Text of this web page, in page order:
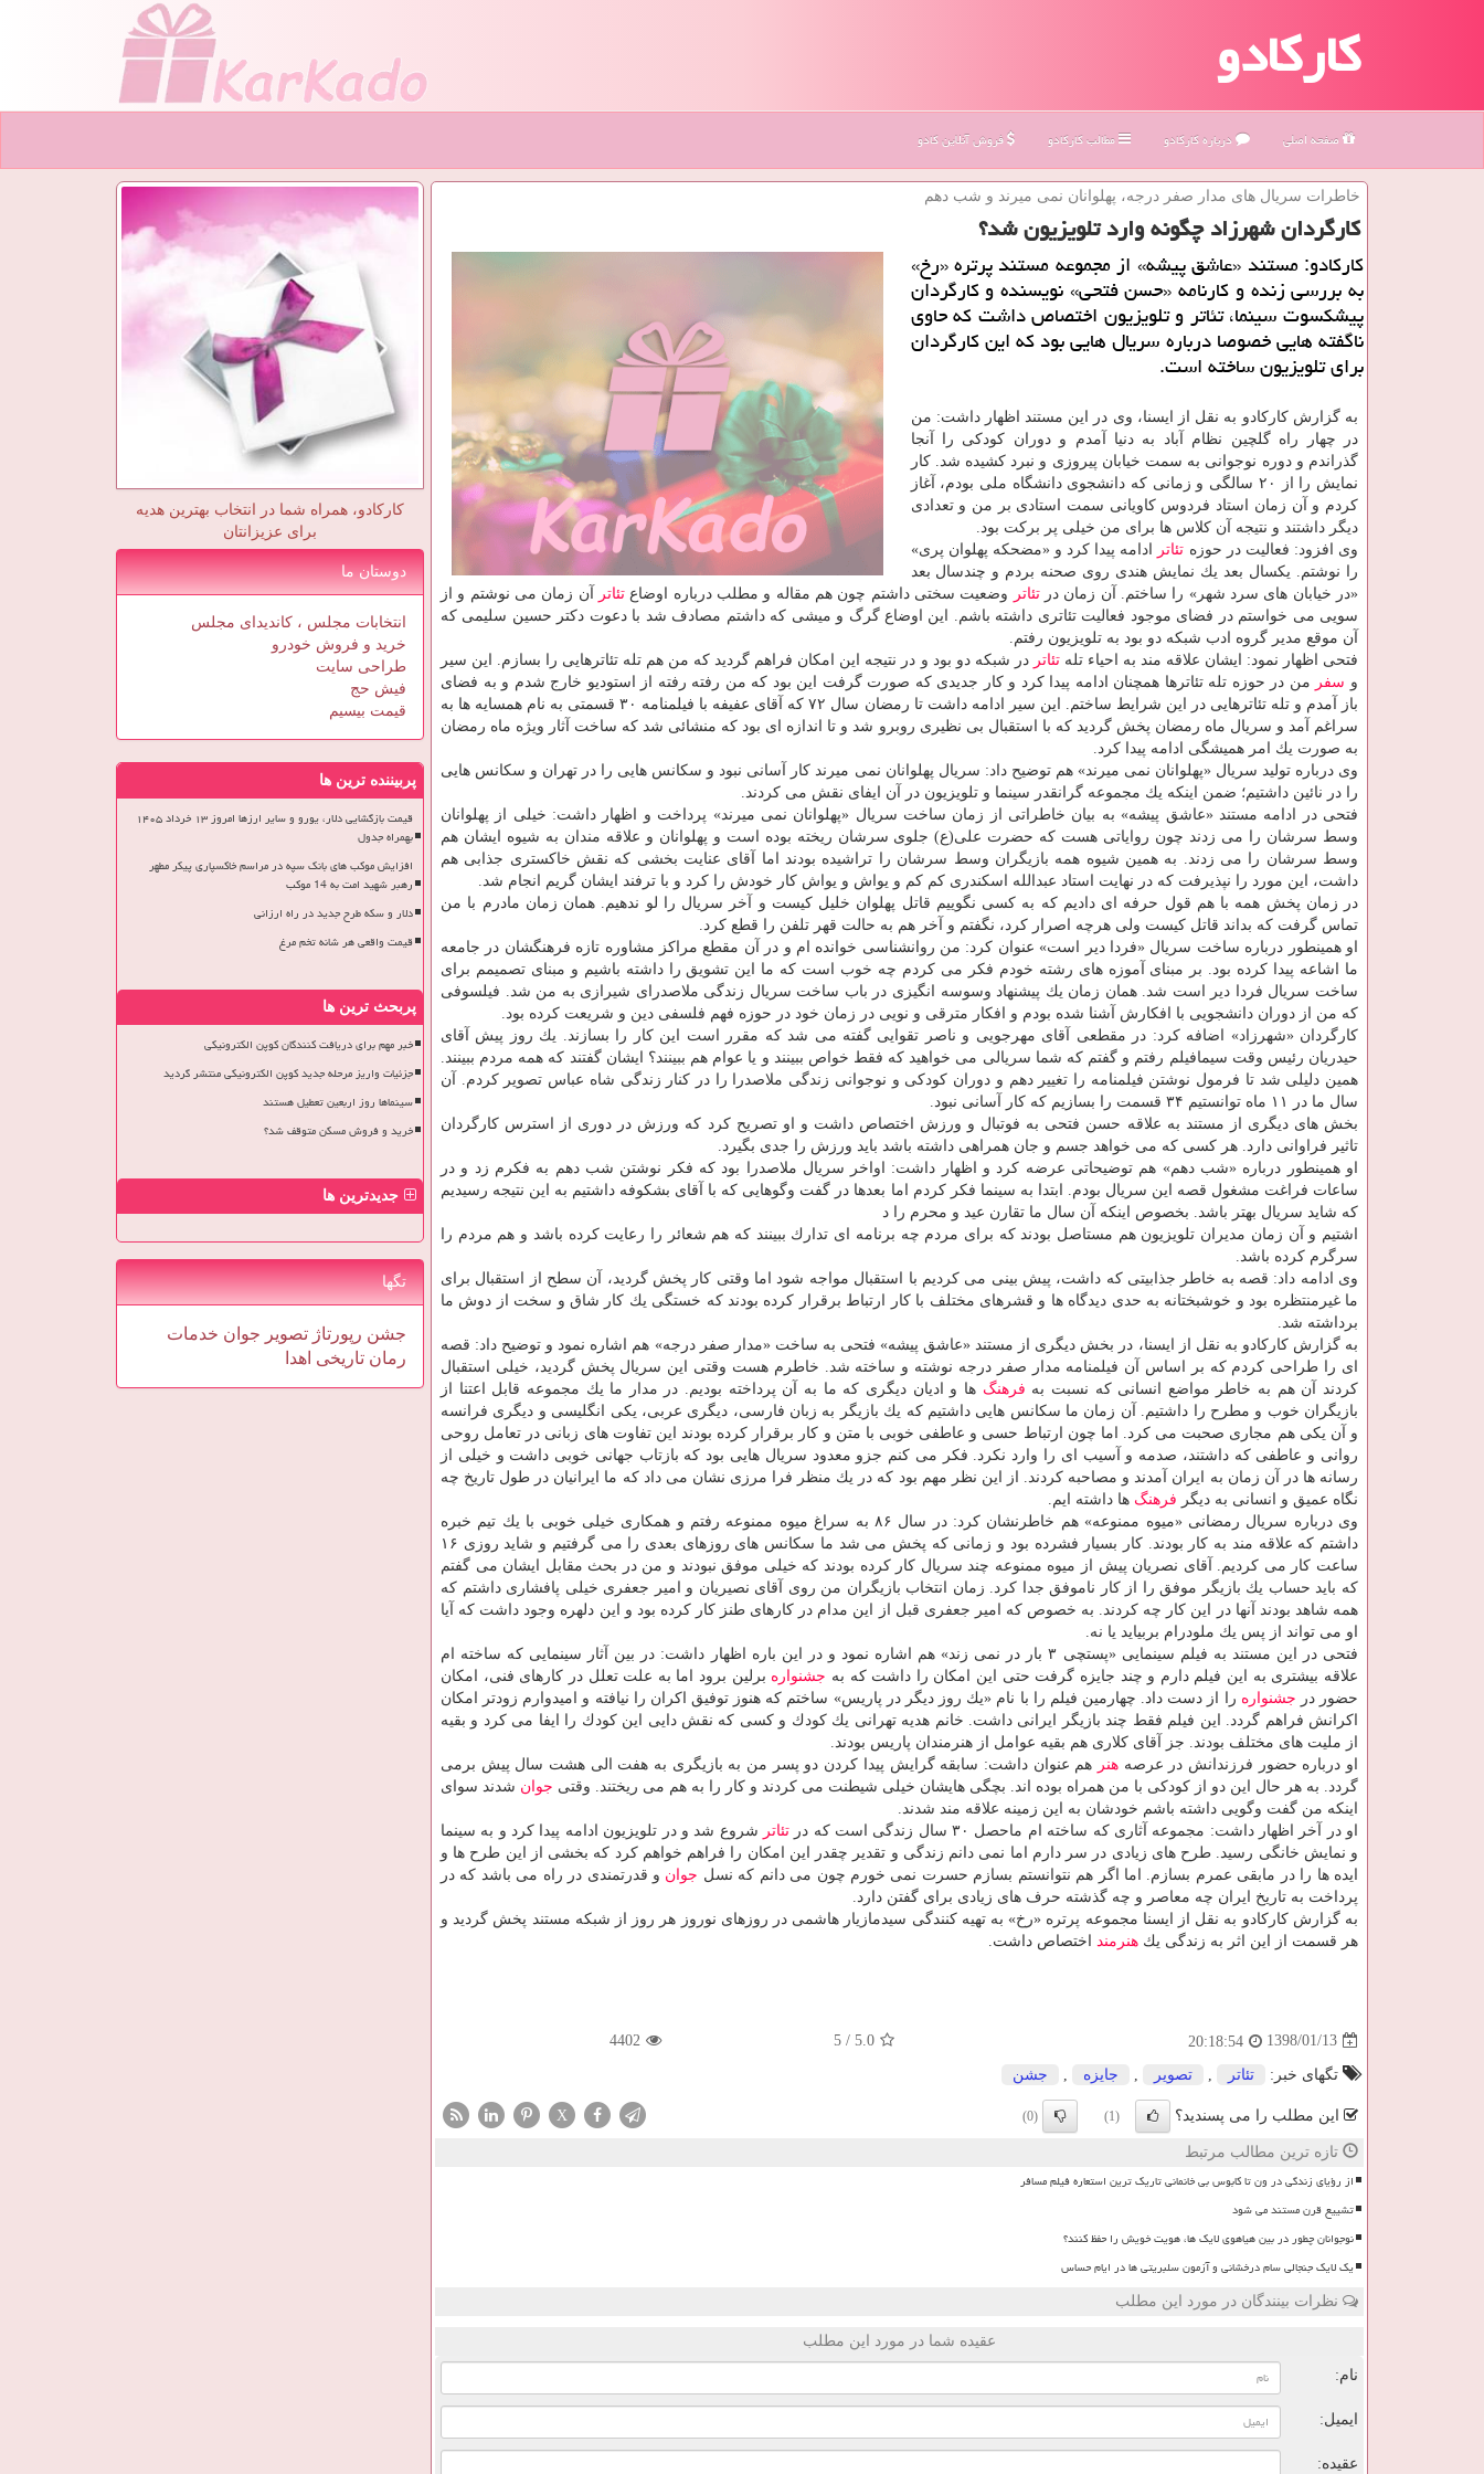
کارکادو
صفحه اصلی درباره كاركادو مطالب كاركادو فروش آنلاین کادو
خاطرات سریال های مدار صفر درجه، پهلوانان نمی میرند و شب دهم
كارگردان شهرزاد چگونه وارد تلویزیون شد؟
كاركادو: مستند «عاشق پیشه» از مجموعه مستند پرتره «رخ»
به بررسی زنده و كارنامه «حسن فتحی» نویسنده و كارگردان
پیشكسوت سینما، تئاتر و تلویزیون اختصاص داشت كه حاوی
ناگفته هایی خصوصا درباره سریال هایی بود كه این كارگردان
برای تلویزیون ساخته است.
به گزارش كاركادو به نقل از ایسنا، وی در این مستند اظهار داشت: من
در چهار راه گلچین نظام آباد به دنیا آمدم و دوران كودكی را آنجا
گذراندم و دوره نوجوانی به سمت خیابان پیروزی و نبرد كشیده شد. كار
نمایش را از ۲۰ سالگی و زمانی كه دانشجوی دانشگاه ملی بودم، آغاز
كردم و آن زمان استاد فردوس كاویانی سمت استادی بر من و تعدادی
دیگر داشتند و نتیجه آن كلاس ها برای من خیلی پر بركت بود.
وی افزود: فعالیت در حوزه تئاتر
ادامه پیدا كرد و «مضحكه پهلوان پری»
را نوشتم. یكسال بعد یك نمایش هندی روی صحنه بردم و چندسال بعد
«در خیابان های سرد شهر» را ساختم. آن زمان درتئاتر وضعیت سختی داشتم چون هم مقاله و مطلب درباره اوضاع تئاتر
آن زمان می نوشتم و از
سویی می خواستم در فضای موجود فعالیت تئاتری داشته باشم. این اوضاع گرگ و میشی كه داشتم مصادف شد با دعوت دكتر حسین سلیمی كه
آن موقع مدیر گروه ادب شبكه دو بود به تلویزیون رفتم.
فتحی اظهار نمود: ایشان علاقه مند به احیاء تلهتئاتر در شبكه دو بود و در نتیجه این امكان فراهم گردید كه من هم تله تئاترهایی را بسازم. این سیر
و سفر من در حوزه تله تئاترها همچنان ادامه پیدا كرد و كار جدیدی كه صورت گرفت این بود كه من رفته رفته از استودیو خارج شدم و به فضای
باز آمدم و تله تئاترهایی در این شرایط ساختم. این سیر ادامه داشت تا رمضان سال ۷۲ كه آقای عفیفه با فیلمنامه ۳۰ قسمتی به نام همسایه ها به
سراغم آمد و سریال ماه رمضان پخش گردید كه با استقبال بی نظیری روبرو شد و تا اندازه ای بود كه منشائی شد كه ساخت آثار ویژه ماه رمضان
به صورت یك امر همیشگی ادامه پیدا كرد.
وی درباره تولید سریال «پهلوانان نمی میرند» هم توضیح داد: سریال پهلوانان نمی میرند كار آسانی نبود و سكانس هایی را در تهران و سكانس هایی
را در نائین داشتیم؛ ضمن اینكه یك مجموعه گرانقدر سینما و تلویزیون در آن ایفای نقش می كردند.
فتحی در ادامه مستند «عاشق پیشه» به بیان خاطراتی از زمان ساخت سریال «پهلوانان نمی میرند» پرداخت و اظهار داشت: خیلی از پهلوانان
وسط سرشان را می زدند چون روایاتی هست كه حضرت علی(ع) جلوی سرشان ریخته بوده است و پهلوانان و علاقه مندان به شیوه ایشان هم
وسط سرشان را می زدند. به همین شیوه همه بازیگران وسط سرشان را تراشیده بودند اما آقای عنایت بخشی كه نقش خاكستری جذابی هم
داشت، این مورد را نپذیرفت كه در نهایت استاد عبدالله اسكندری كم كم و یواش و یواش كار خودش را كرد و با ترفند ایشان گریم انجام شد.
در زمان پخش همه با هم قول حرفه ای دادیم كه به كسی نگوییم قاتل پهلوان خلیل كیست و آخر سریال را لو ندهیم. همان زمان مادرم با من
تماس گرفت كه بداند قاتل كیست ولی هرچه اصرار كرد، نگفتم و آخر هم به حالت قهر تلفن را قطع كرد.
او همینطور درباره ساخت سریال «فردا دیر است» عنوان كرد: من روانشناسی خوانده ام و در آن مقطع مراكز مشاوره تازه فرهنگشان در جامعه
ما اشاعه پیدا كرده بود. بر مبنای آموزه های رشته خودم فكر می كردم چه خوب است كه ما این تشویق را داشته باشیم و مبنای تصمیمم برای
ساخت سریال فردا دیر است شد. همان زمان یك پیشنهاد وسوسه انگیزی در باب ساخت سریال زندگی ملاصدرای شیرازی به من شد. فیلسوفی
كه من از دوران دانشجویی با افكارش آشنا شده بودم و افكار مترقی و نویی در زمان خود در حوزه فهم فلسفی دین و شریعت كرده بود.
كارگردان «شهرزاد» اضافه كرد: در مقطعی آقای مهرجویی و ناصر تقوایی گفته می شد كه مقرر است این كار را بسازند. یك روز پیش آقای
حیدریان رئیس وقت سیمافیلم رفتم و گفتم كه شما سریالی می خواهید كه فقط خواص ببینند و یا عوام هم ببینند؟ ایشان گفتند كه همه مردم ببینند.
همین دلیلی شد تا فرمول نوشتن فیلمنامه را تغییر دهم و دوران كودكی و نوجوانی زندگی ملاصدرا را در كنار زندگی شاه عباس تصویر كردم. آن
سال ما در ۱۱ ماه توانستیم ۳۴ قسمت را بسازیم كه كار آسانی نبود.
بخش های دیگری از مستند به علاقه حسن فتحی به فوتبال و ورزش اختصاص داشت و او تصریح كرد كه ورزش در دوری از استرس كارگردان
تاثیر فراوانی دارد. هر كسی كه می خواهد جسم و جان همراهی داشته باشد باید ورزش را جدی بگیرد.
او همینطور درباره «شب دهم» هم توضیحاتی عرضه كرد و اظهار داشت: اواخر سریال ملاصدرا بود كه فكر نوشتن شب دهم به فكرم زد و در
ساعات فراغت مشغول قصه این سریال بودم. ابتدا به سینما فكر كردم اما بعدها در گفت وگوهایی كه با آقای بشكوفه داشتیم به این نتیجه رسیدیم
كه شاید سریال بهتر باشد. بخصوص اینكه آن سال ما تقارن عید و محرم را د
اشتیم و آن زمان مدیران تلویزیون هم مستاصل بودند كه برای مردم چه برنامه ای تدارك ببینند كه هم شعائر را رعایت كرده باشد و هم مردم را
سرگرم كرده باشد.
وی ادامه داد: قصه به خاطر جذابیتی كه داشت، پیش بینی می كردیم با استقبال مواجه شود اما وقتی كار پخش گردید، آن سطح از استقبال برای
ما غیرمنتظره بود و خوشبختانه به حدی دیدگاه ها و قشرهای مختلف با كار ارتباط برقرار كرده بودند كه خستگی یك كار شاق و سخت از دوش ما
برداشته شد.
به گزارش كاركادو به نقل از ایسنا، در بخش دیگری از مستند «عاشق پیشه» فتحی به ساخت «مدار صفر درجه» هم اشاره نمود و توضیح داد: قصه
ای را طراحی كردم كه بر اساس آن فیلمنامه مدار صفر درجه نوشته و ساخته شد. خاطرم هست وقتی این سریال پخش گردید، خیلی استقبال
كردند آن هم به خاطر مواضع انسانی كه نسبت به فرهنگ ها و ادیان دیگری كه ما به آن پرداخته بودیم. در مدار ما یك مجموعه قابل اعتنا از
بازیگران خوب و مطرح را داشتیم. آن زمان ما سكانس هایی داشتیم كه یك بازیگر به زبان فارسی، دیگری عربی، یكی انگلیسی و دیگری فرانسه
و آن یكی هم مجاری صحبت می كرد. اما چون ارتباط حسی و عاطفی خوبی با متن و كار برقرار كرده بودند این تفاوت های زبانی در تعامل روحی
روانی و عاطفی كه داشتند، صدمه و آسیب ای را وارد نكرد. فكر می كنم جزو معدود سریال هایی بود كه بازتاب جهانی خوبی داشت و خیلی از
رسانه ها در آن زمان به ایران آمدند و مصاحبه كردند. از این نظر مهم بود كه در یك منظر فرا مرزی نشان می داد كه ما ایرانیان در طول تاریخ چه
نگاه عمیق و انسانی به دیگر فرهنگ ها داشته ایم.
وی درباره سریال رمضانی «میوه ممنوعه» هم خاطرنشان كرد: در سال ۸۶ به سراغ میوه ممنوعه رفتم و همكاری خیلی خوبی با یك تیم خبره
داشتم كه علاقه مند به كار بودند. كار بسیار فشرده بود و زمانی كه پخش می شد ما سكانس های روزهای بعدی را می گرفتیم و شاید روزی ۱۶
ساعت كار می كردیم. آقای نصریان پیش از میوه ممنوعه چند سریال كار كرده بودند كه خیلی موفق نبودند و من در بحث مقابل ایشان می گفتم
كه باید حساب یك بازیگر موفق را از كار ناموفق جدا كرد. زمان انتخاب بازیگران من روی آقای نصیریان و امیر جعفری خیلی پافشاری داشتم كه
همه شاهد بودند آنها در این كار چه كردند. به خصوص كه امیر جعفری قبل از این مدام در كارهای طنز كار كرده بود و این دلهره وجود داشت كه آیا
او می تواند از پس یك ملودرام بربیاید یا نه.
فتحی در این مستند به فیلم سینمایی «پستچی ۳ بار در نمی زند» هم اشاره نمود و در این باره اظهار داشت: در بین آثار سینمایی كه ساخته ام
علاقه بیشتری به این فیلم دارم و چند جایزه گرفت حتی این امكان را داشت كه به جشنواره برلین برود اما به علت تعلل در كارهای فنی، امكان
حضور در جشنواره را از دست داد. چهارمین فیلم را با نام «یك روز دیگر در پاریس» ساختم كه هنوز توفیق اكران را نیافته و امیدوارم زودتر امكان
اكرانش فراهم گردد. این فیلم فقط چند بازیگر ایرانی داشت. خانم هدیه تهرانی یك كودك و كسی كه نقش دایی این كودك را ایفا می كرد و بقیه
از ملیت های مختلف بودند. جز آقای كلاری هم بقیه عوامل از هنرمندان پاریس بودند.
او درباره حضور فرزندانش در عرصههنر هم عنوان داشت: سابقه گرایش پیدا كردن دو پسر من به بازیگری به هفت الی هشت سال پیش برمی
گردد. به هر حال این دو از كودكی با من همراه بوده اند. بچگی هایشان خیلی شیطنت می كردند و كار را به هم می ریختند. وقتی جوان شدند سوای
اینكه من گفت وگویی داشته باشم خودشان به این زمینه علاقه مند شدند.
او در آخر اظهار داشت: مجموعه آثاری كه ساخته ام ماحصل ۳۰ سال زندگی است كه در
تئاتر شروع شد و در تلویزیون ادامه پیدا كرد و به سینما
و نمایش خانگی رسید. طرح های زیادی در سر دارم اما نمی دانم زندگی و تقدیر چقدر این امكان را فراهم خواهم كرد كه بخشی از این طرح ها و
ایده ها را در مابقی عمرم بسازم. اما اگر هم نتوانستم بسازم حسرت نمی خورم چون می دانم كه نسل جوان و قدرتمندی در راه می باشد كه در
پرداخت به تاریخ ایران چه معاصر و چه گذشته حرف های زیادی برای گفتن دارد.
به گزارش كاركادو به نقل از ایسنا مجموعه پرتره «رخ» به تهیه كنندگی سیدمازیار هاشمی در روزهای نوروز هر روز از شبكه مستند پخش گردید و
هر قسمت از این اثر به زندگی یك هنرمند اختصاص داشت.
1398/01/13
20:18:54
5.0
/
5
4402
تگهای خبر: تئاتر تصویر جایزه جشن
این مطلب را می پسندید؟ (1)
(0)
X
تازه ترین مطالب مرتبط
از رؤیای زندگی در ون تا کابوس بی خانمانی تاریک ترین استعاره فیلم مسافر
تشییع قرن مستند می شود
نوجوانان چطور در بین هیاهوی لایک ها، هویت خویش را حفظ کنند؟
یک لایک جنجالی سام درخشانی و آزمون سلبریتی ها در ایام حساس
نظرات بینندگان در مورد این مطلب
عقیده شما در مورد این مطلب
نام:
ایمیل:
عقیده:
کارکادو، همراه شما در انتخاب بهترین هدیه
برای عزیزانتان
دوستان ما
انتخابات مجلس ، کاندیدای مجلس
خرید و فروش خودرو
طراحی سایت
فیش حج
قیمت بیسیم
پربیننده ترین ها
قیمت بازگشایی دلار، یورو و سایر ارزها امروز ۱۳ خرداد ۱۴۰۵
بهمراه جدول
افزایش موکب های بانک سپه در مراسم خاکسپاری پیکر مطهر
رهبر شهید امت به 14 موکب
دلار و سکه طرح جدید در راه ارزانی
قیمت واقعی هر شانه تخم مرغ
پربحث ترین ها
خبر مهم برای دریافت کنندگان کوپن الکترونیکی
جزئیات واریز مرحله جدید کوپن الکترونیکی منتشر گردید
سینماها روز اربعین تعطیل هستند
خرید و فروش مسکن متوقف شد؟
جدیدترین ها
تگها
جشن رپورتاژ تصویر جوان خدمات
رمان تاریخی اهدا